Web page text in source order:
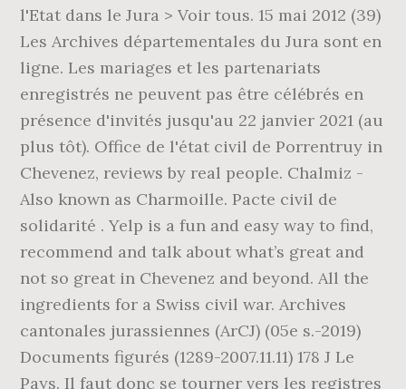
l'Etat dans le Jura > Voir tous. 15 mai 2012 (39)
Les Archives départementales du Jura sont en
ligne. Les mariages et les partenariats
enregistrés ne peuvent pas être célébrés en
présence d'invités jusqu'au 22 janvier 2021 (au
plus tôt). Office de l'état civil de Porrentruy in
Chevenez, reviews by real people. Chalmiz -
Also known as Charmoille. Pacte civil de
solidarité . Yelp is a fun and easy way to find,
recommend and talk about what’s great and
not so great in Chevenez and beyond. All the
ingredients for a Swiss civil war. Archives
cantonales jurassiennes (ArCJ) (05e s.-2019)
Documents figurés (1289-2007.11.11) 178 J Le
Pays. Il faut donc se tourner vers les registres